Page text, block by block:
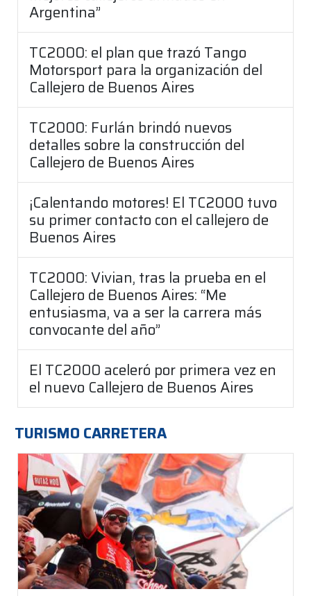
Argentina”
TC2000: el plan que trazó Tango
Motorsport para la organización del
Callejero de Buenos Aires
TC2000: Furlán brindó nuevos
detalles sobre la construcción del
Callejero de Buenos Aires
¡Calentando motores! El TC2000 tuvo
su primer contacto con el callejero de
Buenos Aires
TC2000: Vivian, tras la prueba en el
Callejero de Buenos Aires: “Me
entusiasma, va a ser la carrera más
convocante del año”
El TC2000 aceleró por primera vez en
el nuevo Callejero de Buenos Aires
TURISMO CARRETERA